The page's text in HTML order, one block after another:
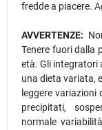
fredde a piacere.
AVVERTENZE:
Tenere fuori dalla
età. Gli integratori
una dieta variata,
leggere variazioni
precipitati,
normale